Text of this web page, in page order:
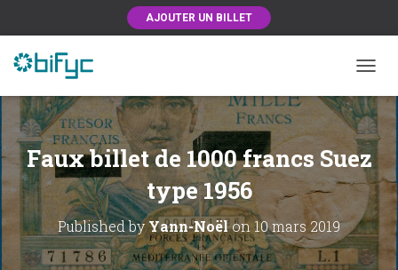
AJOUTER UN BILLET
Faux billet de 1000 francs Suez
type 1956
Published byYann-Noëlon10 mars 2019